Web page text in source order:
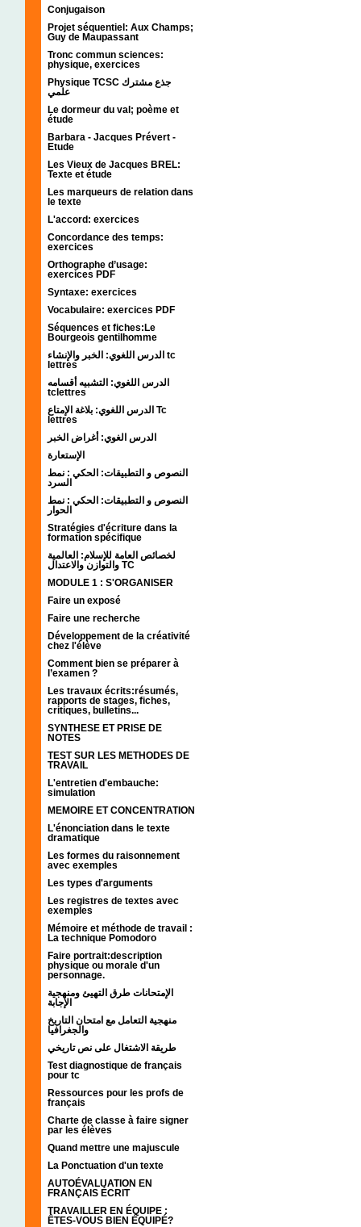
Conjugaison
Projet séquentiel: Aux Champs;
Guy de Maupassant
Tronc commun sciences:
physique, exercices
Physique TCSC جذع مشترك
علمي
Le dormeur du val; poème et
étude
Barbara - Jacques Prévert -
Etude
Les Vieux de Jacques BREL:
Texte et étude
Les marqueurs de relation dans
le texte
L'accord: exercices
Concordance des temps:
exercices
Orthographe d’usage:
exercices PDF
Syntaxe: exercices
Vocabulaire: exercices PDF
Séquences et fiches:Le
Bourgeois gentilhomme
الدرس اللغوي: الخبر والإنشاء tc
lettres
الدرس اللغوي: التشبيه أقسامه
tclettres
الدرس اللغوي: بلاغة الإمتاع Tc
lettres
الدرس الغوي: أغراض الخبر
الإستعارة
النصوص و التطبيقات: الحكي : نمط
السرد
النصوص و التطبيقات: الحكي : نمط
الحوار
Stratégies d'écriture dans la
formation spécifique
لخصائص العامة للإسلام: العالمية
والتوازن والاعتدال TC
MODULE 1 : S'ORGANISER
Faire un exposé
Faire une recherche
Développement de la créativité
chez l'élève
Comment bien se préparer à
l’examen ?
Les travaux écrits:résumés,
rapports de stages, fiches,
critiques, bulletins...
SYNTHESE ET PRISE DE
NOTES
TEST SUR LES METHODES DE
TRAVAIL
L'entretien d'embauche:
simulation
MEMOIRE ET CONCENTRATION
L'énonciation dans le texte
dramatique
Les formes du raisonnement
avec exemples
Les types d'arguments
Les registres de textes avec
exemples
Mémoire et méthode de travail :
La technique Pomodoro
Faire portrait:description
physique ou morale d'un
personnage.
الإمتحانات طرق التهيئ ومنهجية
الإجابة
منهجية التعامل مع امتحان التاريخ
والجغرافيا
طريقة الاشتغال على نص تاريخي
Test diagnostique de français
pour tc
Ressources pour les profs de
français
Charte de classe à faire signer
par les élèves
Quand mettre une majuscule
La Ponctuation d'un texte
AUTOÉVALUATION EN
FRANÇAIS ÉCRIT
TRAVAILLER EN ÉQUIPE :
ÊTES-VOUS BIEN ÉQUIPÉ?